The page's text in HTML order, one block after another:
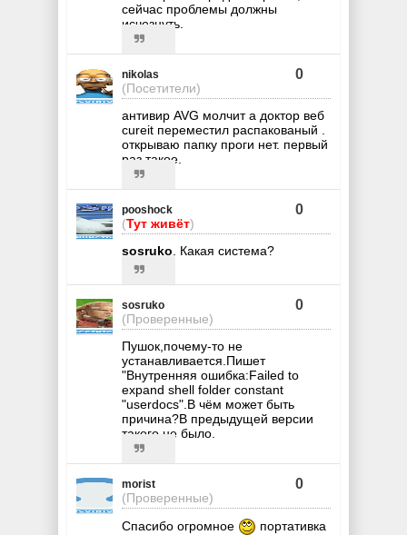
сейчас проблемы должны
исчезнуть.
nikolas
(Посетители)
0
антивир AVG молчит а доктор веб
cureit переместил распакованый .
открываю папку проги нет. первый
раз такое.
pooshock
(Тут живёт)
0
sosruko, Какая система?
sosruko
(Проверенные)
0
Пушок,почему-то не
устанавливается.Пишет
"Внутренняя ошибка:Failed to
expand shell folder constant
"userdocs".В чём может быть
причина?В предыдущей версии
такого не было.
morist
(Проверенные)
0
Спасибо огромное
портативка